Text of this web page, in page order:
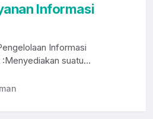
Informasi
Informasi
suatu